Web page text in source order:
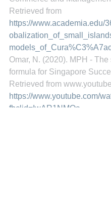
Retrieved from
https://www.academia.edu/
Omar, N. (2020). MPH - The
formula for Singapore
Retrieved from
https://www.youtube.com/
fbclid=IwAR1NMQa-